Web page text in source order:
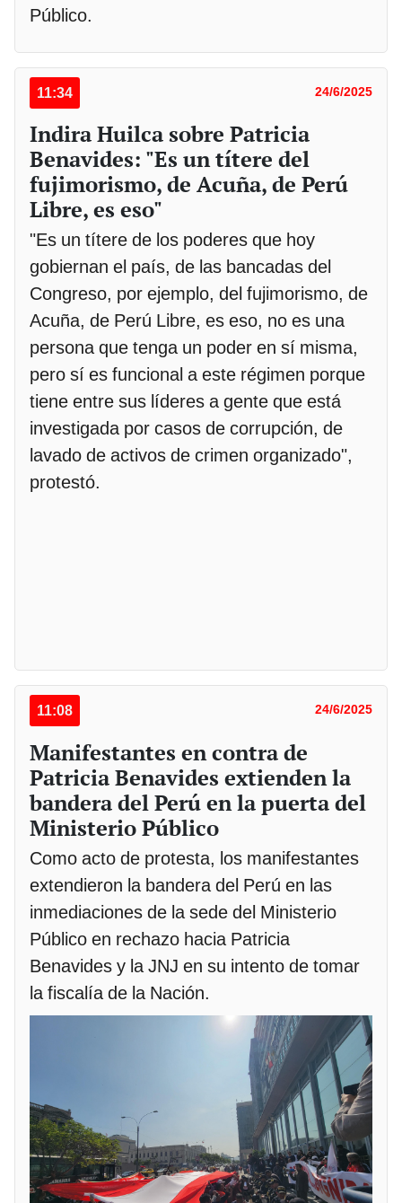
Público.
11:34 24/6/2025
Indira Huilca sobre Patricia
Benavides: "Es un títere del
fujimorismo, de Acuña, de Perú
Libre, es eso"
"Es un títere de los poderes que hoy
gobiernan el país, de las bancadas del
Congreso, por ejemplo, del fujimorismo, de
Acuña, de Perú Libre, es eso, no es una
persona que tenga un poder en sí misma,
pero sí es funcional a este régimen porque
tiene entre sus líderes a gente que está
investigada por casos de corrupción, de
lavado de activos de crimen organizado",
protestó.
11:08 24/6/2025
Manifestantes en contra de
Patricia Benavides extienden la
bandera del Perú en la puerta del
Ministerio Público
Como acto de protesta, los manifestantes
extendieron la bandera del Perú en las
inmediaciones de la sede del Ministerio
Público en rechazo hacia Patricia
Benavides y la JNJ en su intento de tomar
la fiscalía de la Nación.